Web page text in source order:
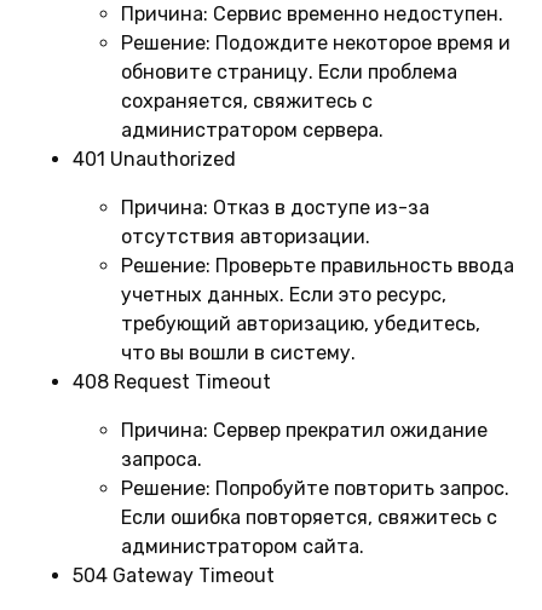
Причина: Сервис временно недоступен.
Решение: Подождите некоторое время и
обновите страницу. Если проблема
сохраняется, свяжитесь с
администратором сервера.
401 Unauthorized
Причина: Отказ в доступе из-за
отсутствия авторизации.
Решение: Проверьте правильность ввода
учетных данных. Если это ресурс,
требующий авторизацию, убедитесь,
что вы вошли в систему.
408 Request Timeout
Причина: Сервер прекратил ожидание
запроса.
Решение: Попробуйте повторить запрос.
Если ошибка повторяется, свяжитесь с
администратором сайта.
504 Gateway Timeout